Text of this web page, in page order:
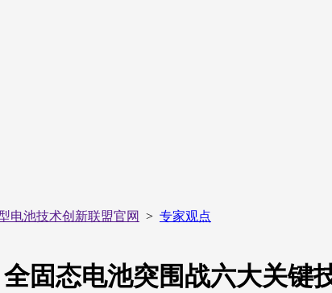
电池技术创新联盟官网 > 专家观点
固态电池突围战六大关键